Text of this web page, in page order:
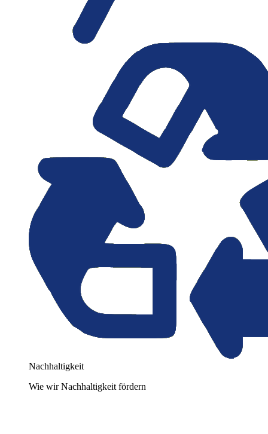
Nachhaltigkeit
Wie wir Nachhaltigkeit fördern